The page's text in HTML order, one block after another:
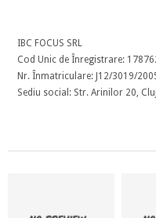
IBC FOCUS SRL
Cod Unic de Înregistrare:
Nr. Înmatriculare: J12/3019/
Sediu social: Str. Arinilor 20,